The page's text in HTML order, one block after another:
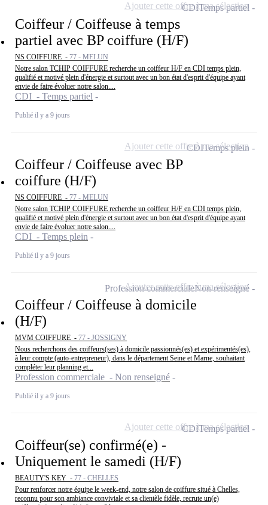
Coiffeur / Coiffeuse à temps
partiel avec BP coiffure (H/F)
NS COIFFURE - 77 - MELUN
Notre salon TCHIP COIFFURE recherche un coiffeur H/F en CDI temps plein,
qualifié et motivé plein d'énergie et surtout avec un bon état d'esprit d'équipe ayant
envie de faire évoluer notre salon....
CDI - Temps partiel
Publié il y a 9 jours
CDITemps partiel
Ajouter cette offre à ma sélection
Coiffeur / Coiffeuse avec BP
coiffure (H/F)
NS COIFFURE - 77 - MELUN
Notre salon TCHIP COIFFURE recherche un coiffeur H/F en CDI temps plein,
qualifié et motivé plein d'énergie et surtout avec un bon état d'esprit d'équipe ayant
envie de faire évoluer notre salon....
CDI - Temps plein
Publié il y a 9 jours
CDITemps plein
Ajouter cette offre à ma sélection
Coiffeur / Coiffeuse à domicile
(H/F)
MVM COIFFURE - 77 - JOSSIGNY
Nous recherchons des coiffeurs(ses) à domicile passionnés(es) et expérimentés(es),
à leur compte (auto-entrepreneur), dans le département Seine et Marne, souhaitant
compléter leur planning et...
Profession commerciale - Non renseigné
Publié il y a 9 jours
Profession commercialeNon renseigné
Ajouter cette offre à ma sélection
Coiffeur(se) confirmé(e) -
Uniquement le samedi (H/F)
BEAUTY'S KEY - 77 - CHELLES
Pour renforcer notre équipe le week-end, notre salon de coiffure situé à Chelles,
reconnu pour son ambiance conviviale et sa clientèle fidèle, recrute un(e)
CDITemps partiel
Ajouter cette offre à ma sélection